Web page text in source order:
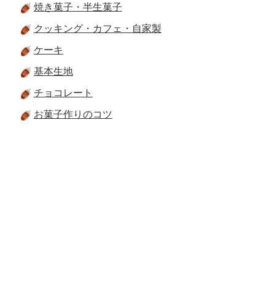
焼き菓子・半生菓子
クッキング・カフェ・自家製
ケーキ
基本生地
チョコレート
お菓子作りのコツ